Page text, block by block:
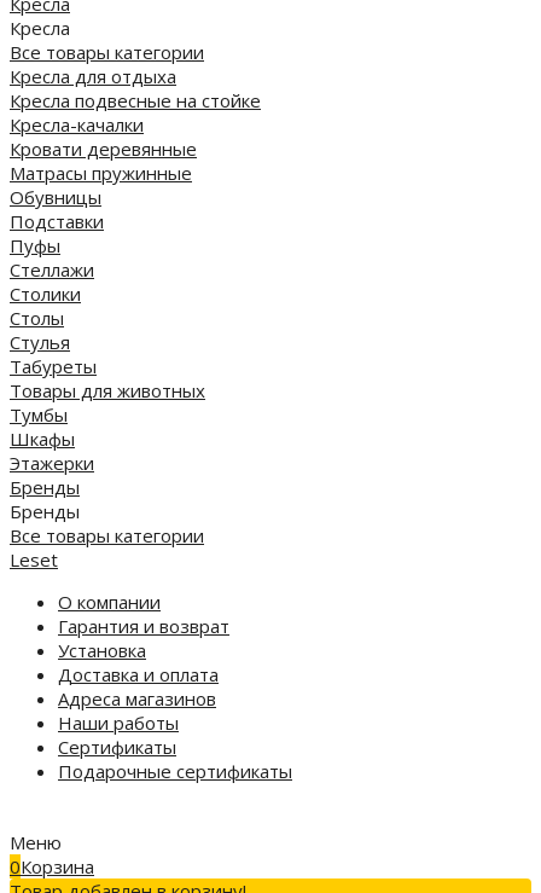
Кресла
Все товары категории
Кресла для отдыха
Кресла подвесные на стойке
Кресла-качалки
Кровати деревянные
Матрасы пружинные
Обувницы
Подставки
Пуфы
Стеллажи
Столики
Столы
Стулья
Табуреты
Товары для животных
Тумбы
Шкафы
Этажерки
Бренды
Бренды
Все товары категории
Leset
О компании
Гарантия и возврат
Установка
Доставка и оплата
Адреса магазинов
Наши работы
Сертификаты
Подарочные сертификаты
Меню
0Корзина